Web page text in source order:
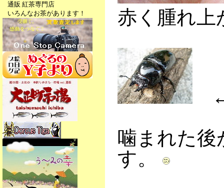
通販 紅茶専門店
いろんなお茶があります！
赤く腫れ上
←
噛まれた後
す。